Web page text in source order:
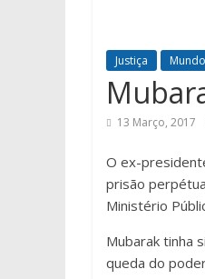
Justiça Mundo
13 Março, 2017
O ex-
prisão
Ministério
Mubarak tinha
queda do